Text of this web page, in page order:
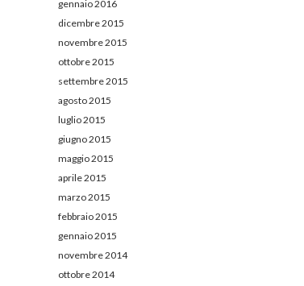
gennaio 2016
dicembre 2015
novembre 2015
ottobre 2015
settembre 2015
agosto 2015
luglio 2015
giugno 2015
maggio 2015
aprile 2015
marzo 2015
febbraio 2015
gennaio 2015
novembre 2014
ottobre 2014